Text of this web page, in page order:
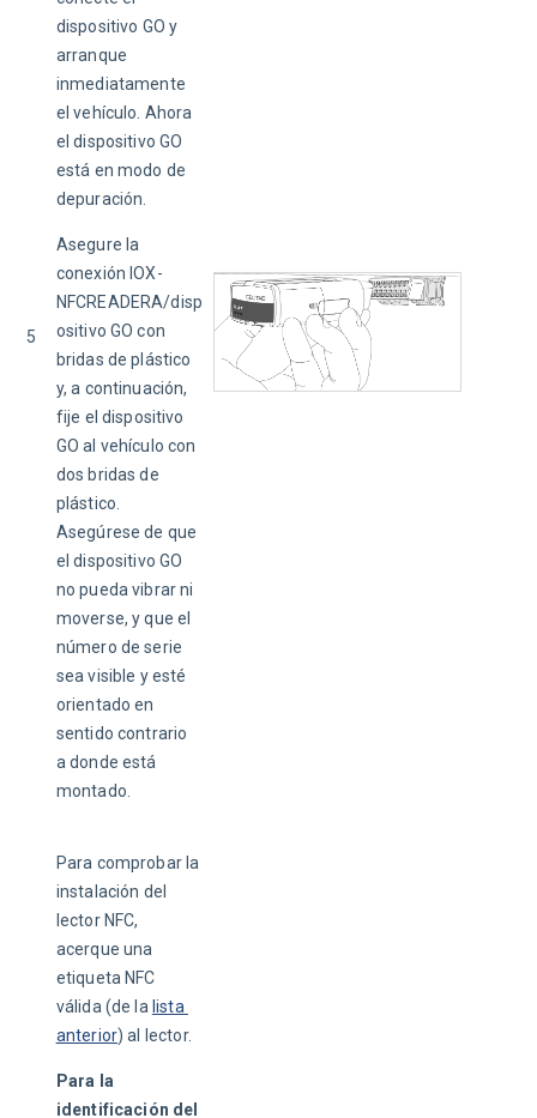
5
dispositivo GO y
arranque
inmediatamente
el vehículo. Ahora
el dispositivo GO
está en modo de
depuración.
Asegure la
conexión IOX-
NFCREADERA/disp
ositivo GO con
bridas de plástico
y, a continuación,
fije el dispositivo
GO al vehículo con
dos bridas de
plástico.
Asegúrese de que
el dispositivo GO
no pueda vibrar ni
moverse, y que el
número de serie
sea visible y esté
orientado en
sentido contrario
a donde está
montado.
Para comprobar la
instalación del
lector NFC,
acerque una
etiqueta NFC
válida (de la lista
anterior) al lector.
Para la
identificación del